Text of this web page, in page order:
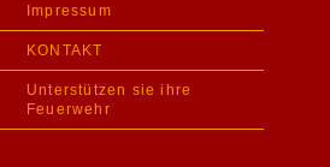
Impressum
KONTAKT
Unterstützen sie ihre
Feuerwehr